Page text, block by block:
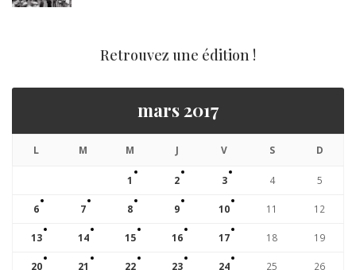
Retrouvez une édition !
mars 2017
L M M J V S D
1 2 3 4 5
6 7 8 9 10 11 12
13 14 15 16 17 18 19
20 21 22 23 24 25 26